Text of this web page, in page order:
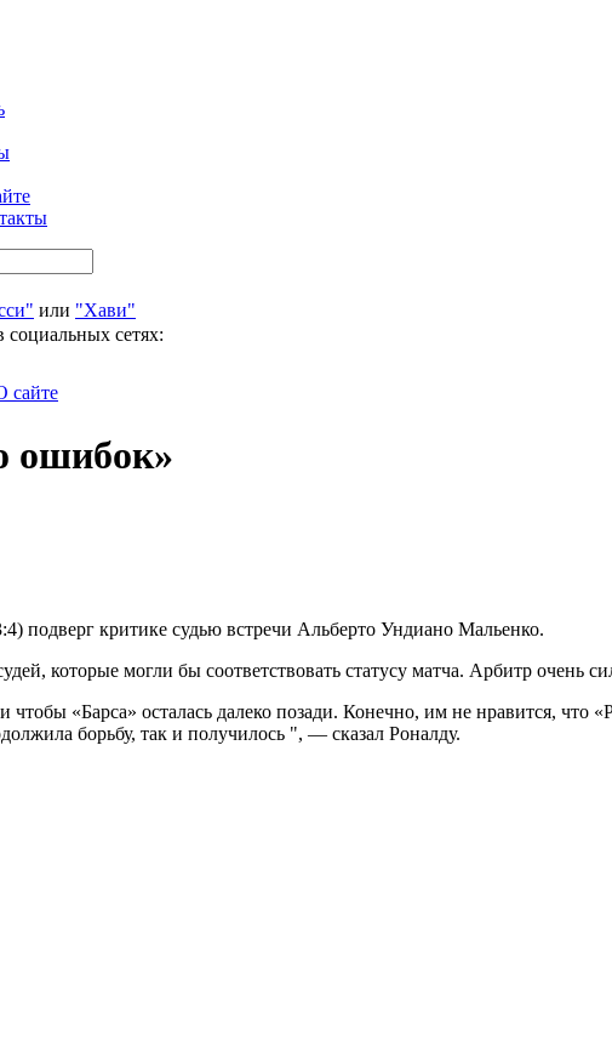
или "Хави"
социальных сетях:
сайте
ошибок»
подверг критике судью встречи Альберто Ундиано Мальенко.
которые могли бы соответствовать статусу матча. Арбитр очень
«Барса» осталась далеко позади. Конечно, им не нравится, что
борьбу, так и получилось ", — сказал Роналду.